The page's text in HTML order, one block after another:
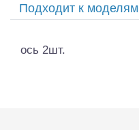
Подходит к моделям
ось 2шт.